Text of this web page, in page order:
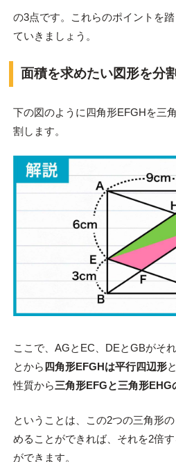
の3点です。これらのポイントを
ていきましょう。
面積を求めたい図形を分
下の図のように四角形EFGHを三
割します。
ここで、AGとEC、DEとGBがそ
とから 四角形EFGHは平行四辺形
性質から三角形EFGと三角形
ということは、この2つの三角形
めることができれば、それを2倍
ができます。